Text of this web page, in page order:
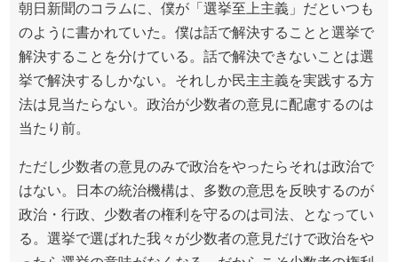
朝日新聞のコラムに、僕が「選挙至上主義」だといつも
のように書かれていた。僕は話で解決することと選挙で
解決することを分けている。話で解決できないことは選
挙で解決するしかない。それしか民主主義を実践する方
法は見当たらない。政治が少数者の意見に配慮するのは
当たり前。
ただし少数者の意見のみで政治をやったらそれは政治で
はない。日本の統治機構は、多数の意思を反映するのが
政治・行政、少数者の権利を守るのは司法、となってい
る。選挙で選ばれた我々が少数者の意見だけで政治をや